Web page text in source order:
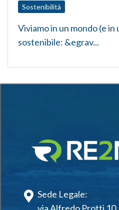
Sostenibilità
Viviamo in un mondo (e in
sostenibile: &egrav...
Sede Legale: